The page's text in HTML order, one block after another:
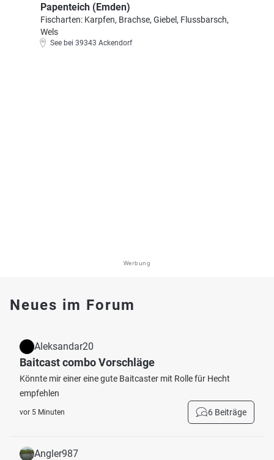
Papenteich (Emden)
Fischarten: Karpfen, Brachse, Giebel, Flussbarsch,
Wels
See bei 39343 Ackendorf
Werbung
Neues im Forum
Aleksandar20
Baitcast combo Vorschläge
Könnte mir einer eine gute Baitcaster mit Rolle für Hecht
empfehlen
vor 5 Minuten 6 Beiträge
Angler987